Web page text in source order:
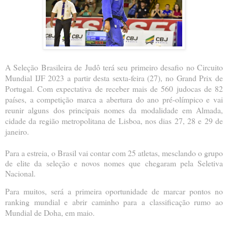
A Seleção Brasileira de Judô terá seu primeiro desafio no Circuito
Mundial IJF 2023 a partir desta sexta-feira (27), no Grand Prix de
Portugal. Com expectativa de receber mais de 560 judocas de 82
países, a competição marca a abertura do ano pré-olímpico e vai
reunir alguns dos principais nomes da modalidade em Almada,
cidade da região metropolitana de Lisboa, nos dias 27, 28 e 29 de
janeiro.
Para a estreia, o Brasil vai contar com 25 atletas, mesclando o grupo
de elite da seleção e novos nomes que chegaram pela Seletiva
Nacional.
Para muitos, será a primeira oportunidade de marcar pontos no
ranking mundial e abrir caminho para a classificação rumo ao
Mundial de Doha, em maio.